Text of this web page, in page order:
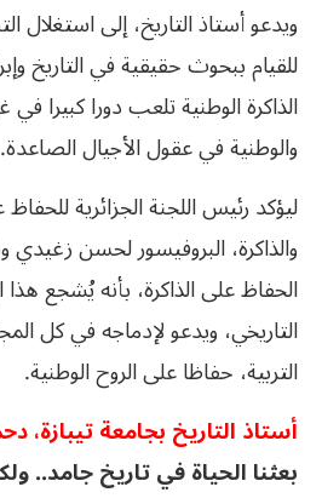
ويدعو أستاذ التاريخ، إلى استغلال
للقيام ببحوث حقيقية في التاريخ
الذاكرة الوطنية تلعب دورا كبيرا
والوطنية في عقول الأجيال الصاعدة.
ليؤكد رئيس اللجنة الجزائرية للحفاظ
والذاكرة، البروفيسور لحسن زغيدي
الحفاظ على الذاكرة، بأنه يُشجع هذا
التاريخي، ويدعو لإدماجه في كل
التربية، حفاظا على الروح الوطنية.
أستاذ التاريخ بجامعة تيبازة،
بعثنا الحياة في تاريخ جامد..